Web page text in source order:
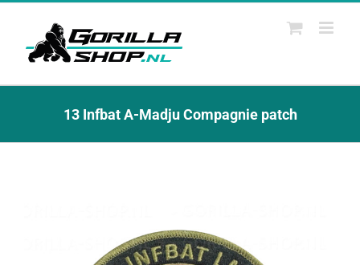
Ga
13 Infbat A-Madju Compagnie patch